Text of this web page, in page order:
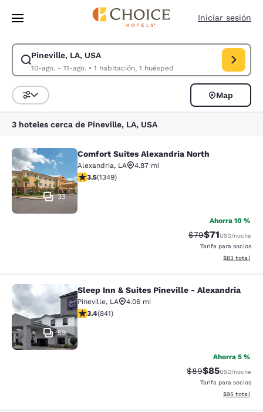
Pasar A Contenido Principal
Iniciar sesión
Pineville, LA, USA
10-ago. - 11-ago.• 1 habitación, 1 huésped
Modificar la búsqueda de Pineville, LA, USA. Fecha de check-in 10-
Ordenar y filtrar
Map
3 hoteles cerca de Pineville, LA, USA
Comfort Suites Alexandria North
33
Comfort Suites Alexandria North
Alexandria, LA
4.87 mi
calificación de 3.51 estrellas. Bueno. 1349 reseñas
3.5(1349)
Ahorra 10 %
Precio tachado:
$79Precio con
$71USD/noche
Tarifa para socios
Ver detalles
$83 total
Sleep Inn & Suites Pineville -
59
Sleep Inn & Suites Pineville - Alexandria
Pineville, LA
4.06 mi
calificación de 3.4 estrellas. Bueno. 841 reseñas
3.4(841)
Ahorra 5 %
Precio tachado:
$89Precio con
$85USD/noche
Tarifa para socios
Ver detalles
$95 total